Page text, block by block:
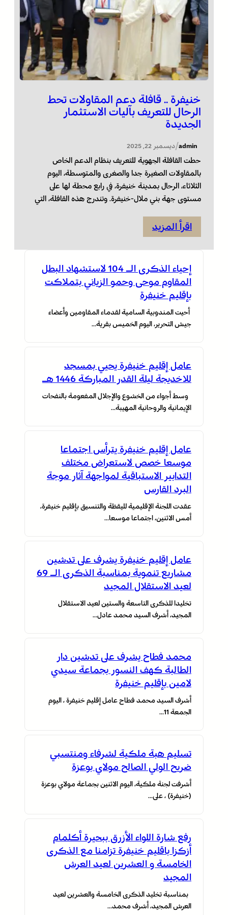
خنيفرة .. قافلة دعم المقاولات تحط
الرحال للتعريف بآليات الاستثمار
الجديدة
admin
/ديسمبر 22, 2025
حطت القافلة الجهوية للتعريف بنظام الدعم الخاص
بالمقاولات الصغيرة جدا والصغرى والمتوسطة، اليوم
الثلاثاء، الرحال بمدينة خنيفرة، في رابع محطة لها على
مستوى جهة بني ملال-خنيفرة. وتندرج هذه القافلة، التي
اهوران، وينظمها المركز الجهوي للاستثمار، في إطار تفعيل
مقتضيات ميثاق الاستثمار الجديد الذي يروم، بالأساس،
دعم التنمية […]
اقرأ المزيد
إحياء الذكرى الـ 104 لاستشهاد البطل
المقاوم موحى وحمو الزياني بتملاكت
بإقليم خنيفرة
أحيت المندوبية السامية لقدماء المقاومين وأعضاء
جيش التحرير، اليوم الخميس بقرية…
عامل إقليم خنيفرة يحيي بمسجد
للاخديجة ليلة القدر المباركة 1446 هـ
وسط أجواء من الخشوع والإجلال المفعومة بالنفحات
الإيمانية والروحانية المهيبة…
عامل إقليم خنيفرة يترأس اجتماعا
موسعا خصص لاستعراض مختلف
التدابير الاستباقية لمواجهة آثار موجة
البرد القارس
عقدت اللجنة الإقليمية لليقظة والتنسيق بإقليم خنيفرة،
أمس الاثنين، اجتماعا موسعا…
عامل إقليم خنيفرة يشرف على تدشين
مشاريع تنموية بمناسبة الذكرى الـ 69
لعيد الاستقلال المجيد
تخليدا للذكرى التاسعة والستين لعيد الاستقلال
المجيد، أشرف السيد محمد عادل…
محمد فطاح يشرف على تدشين دار
الطالبة كهف النسور بجماعة سيدي
لامين بإقليم خنيفرة
أشرف السيد محمد فطاح عامل إقليم خنيفرة ، اليوم
الجمعة 11…
تسليم هبة ملكية لشرفاء ومنتسبي
ضريح الولي الصالح مولاي بوعزة
أشرفت لجنة ملكية، اليوم الاثنين بجماعة مولاي بوعزة
(خنيفرة) ، على…
رفع شارة اللواء الأزرق ببحيرة أكلمام
أزكزا باقليم خنيفرة تزامنا مع الذكرى
الخامسة و العشرين لعيد العرش
المجيد
بمناسبة تخليد الذكرى الخامسة والعشرين لعيد
العرش المجيد، أشرف محمد…